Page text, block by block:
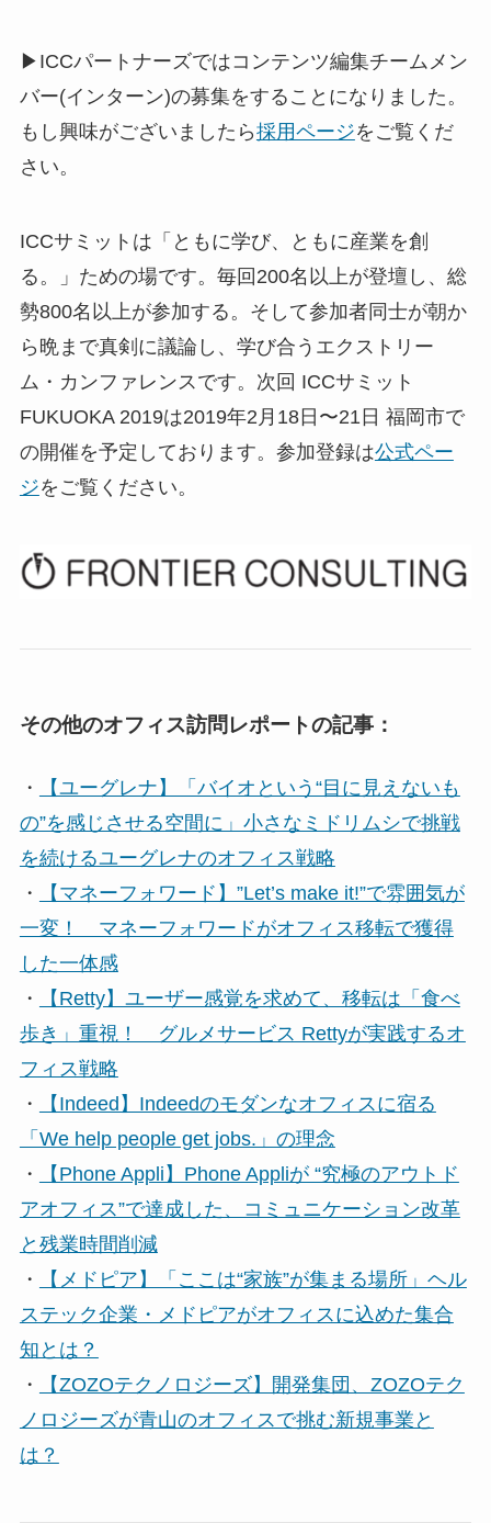
▶ICCパートナーズではコンテンツ編集チームメン
バー(インターン)の募集をすることになりました。
もし興味がございましたら採用ページをご覧くだ
さい。
ICCサミットは「ともに学び、ともに産業を創
る。」ための場です。毎回200名以上が登壇し、総
勢800名以上が参加する。そして参加者同士が朝か
ら晩まで真剣に議論し、学び合うエクストリー
ム・カンファレンスです。次回 ICCサミット
FUKUOKA 2019は2019年2月18日〜21日 福岡市で
の開催を予定しております。参加登録は公式ペー
ジをご覧ください。
その他のオフィス訪問レポートの記事：
・
【ユーグレナ】「バイオという“目に見えないも
の”を感じさせる空間に」小さなミドリムシで挑戦
を続けるユーグレナのオフィス戦略
・
【マネーフォワード】”Let’s make it!”で雰囲気が
一変！ マネーフォワードがオフィス移転で獲得
した一体感
・
【Retty】ユーザー感覚を求めて、移転は「食べ
歩き」重視！ グルメサービス Rettyが実践するオ
フィス戦略
・
【Indeed】Indeedのモダンなオフィスに宿る
「We help people get jobs.」の理念
・
【Phone Appli】Phone Appliが “究極のアウトド
アオフィス”で達成した、コミュニケーション改革
と残業時間削減
・
【メドピア】「ここは“家族”が集まる場所」ヘル
ステック企業・メドピアがオフィスに込めた集合
知とは？
・
【ZOZOテクノロジーズ】開発集団、ZOZOテク
ノロジーズが青山のオフィスで挑む新規事業と
は？